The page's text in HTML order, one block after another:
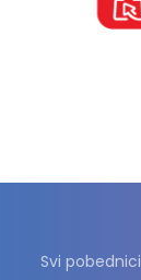
Svi pobednici